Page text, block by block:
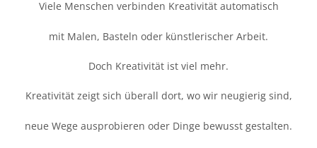
Viele Menschen verbinden Kreativität automatisch
mit Malen, Basteln oder künstlerischer Arbeit.
Doch Kreativität ist viel mehr.
Kreativität zeigt sich überall dort, wo wir neugierig sind,
neue Wege ausprobieren oder Dinge bewusst gestalten.